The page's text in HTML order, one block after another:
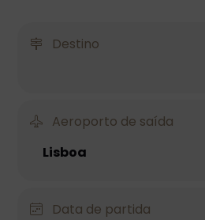
Destino
Aeroporto de saída
Data de partida